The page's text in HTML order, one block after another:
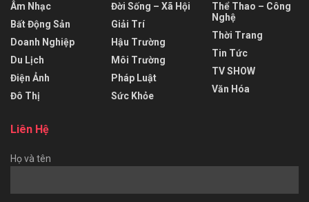
Âm Nhạc
Bất Động Sản
Doanh Nghiệp
Du Lịch
Điện Ảnh
Đô Thị
Đời Sống – Xã Hội
Giải Trí
Hậu Trường
Môi Trường
Pháp Luật
Sức Khỏe
Thể Thao – Công
Nghệ
Thời Trang
Tin Tức
TV SHOW
Văn Hóa
Liên Hệ
Họ và tên